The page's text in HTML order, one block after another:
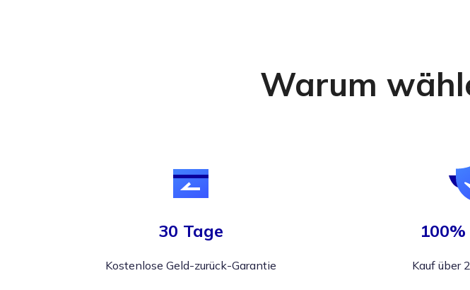
Warum
30 Tage
Kostenlose Geld-zurück-Garantie Kauf über